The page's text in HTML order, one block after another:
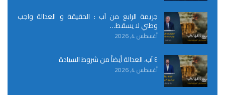
جريمة الرابع من آب : الحقيقة و العدالة واجب
وطني لا يسقط…
أغسطس 4, 2026
٤ آب، العدالة أيضاً من شروط السيادة
أغسطس 4, 2026